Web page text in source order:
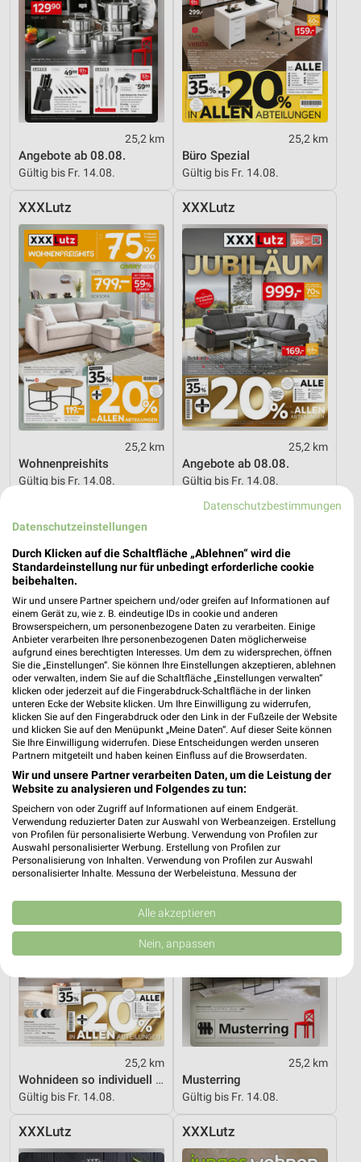
25,2 km
Angebote ab 08.08.
Gültig bis Fr. 14.08.
25,2 km
Büro Spezial
Gültig bis Fr. 14.08.
XXXLutz
25,2 km
Wohnenpreishits
Gültig bis Fr. 14.08.
XXXLutz
25,2 km
Angebote ab 08.08.
Gültig bis Fr. 14.08.
25,2 km
Küchen Preishits!
Gültig bis Fr. 21.08.
25,2 km
Gartenmöbel-Abverkauf
Gültig bis Fr. 28.08.
XXXLutz
25,2 km
Wohnideen so individuell wie du!
Gültig bis Fr. 14.08.
XXXLutz
25,2 km
Musterring
Gültig bis Fr. 14.08.
XXXLutz XXXLutz
Datenschutzbestimmungen
Datenschutzeinstellungen
Durch Klicken auf die Schaltfläche „Ablehnen“ wird die
Standardeinstellung nur für unbedingt erforderliche cookie
beibehalten.
Wir und unsere Partner speichern und/oder greifen auf Informationen auf
einem Gerät zu, wie z. B. eindeutige IDs in cookie und anderen
Browserspeichern, um personenbezogene Daten zu verarbeiten. Einige
Anbieter verarbeiten Ihre personenbezogenen Daten möglicherweise
aufgrund eines berechtigten Interesses. Um dem zu widersprechen, öffnen
Sie die „Einstellungen“. Sie können Ihre Einstellungen akzeptieren, ablehnen
oder verwalten, indem Sie auf die Schaltfläche „Einstellungen verwalten“
klicken oder jederzeit auf die Fingerabdruck-Schaltfläche in der linken
unteren Ecke der Website klicken. Um Ihre Einwilligung zu widerrufen,
klicken Sie auf den Fingerabdruck oder den Link in der Fußzeile der Website
und klicken Sie auf den Menüpunkt „Meine Daten“. Auf dieser Seite können
Sie Ihre Einwilligung widerrufen. Diese Entscheidungen werden unseren
Partnern mitgeteilt und haben keinen Einfluss auf die Browserdaten.
Wir und unsere Partner verarbeiten Daten, um die Leistung der
Website zu analysieren und Folgendes zu tun:
Speichern von oder Zugriff auf Informationen auf einem Endgerät.
Verwendung reduzierter Daten zur Auswahl von Werbeanzeigen. Erstellung
von Profilen für personalisierte Werbung. Verwendung von Profilen zur
Auswahl personalisierter Werbung. Erstellung von Profilen zur
Personalisierung von Inhalten. Verwendung von Profilen zur Auswahl
personalisierter Inhalte. Messung der Werbeleistung. Messung der
Kombinationen von Daten aus verschiedenen Quellen. Entwicklung und
Verbesserung der Angebote. Verwendung reduzierter Daten zur Auswahl
von Inhalten.
Daten können außerhalb der Europäischen Union weitergegeben und in die
USA gesendet werden.
Website/App.
Partnerliste anzeigen (1 IAB-Anbieter)
Wir nutzen Ihre Daten für folgende Zwecke:
IAB-Verarbeitungszwecke:
Speichern von oder Zugriff auf Informationen
auf einem Endgerät
Werbeanzeigen
Alle akzeptieren
Nein, anpassen